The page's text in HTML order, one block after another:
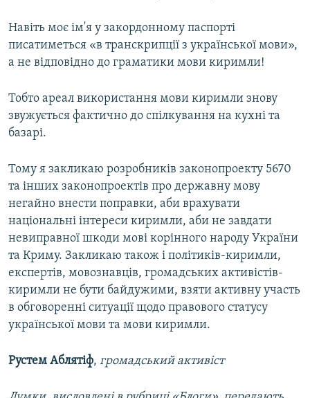
Навіть моє ім'я у закордонному паспорті
писатиметься «в транскрипції з української мови»,
а не відповідно до граматики мови киримли!
Тобто ареал використання мови киримли знову
звужується фактично до спілкування на кухні та
базарі.
Тому я закликаю розробників законопроекту 5670
та інших законопроектів про державну мову
негайно внести поправки, аби врахувати
національні інтереси киримли, аби не завдати
невиправної шкоди мові корінного народу України
та Криму. Закликаю також і політиків-киримли,
експертів, мовознавців, громадських активістів-
киримли не бути байдужими, взяти активну участь
в обговоренні ситуації щодо правового статусу
української мови та мови киримли.
Рустем Аблятіф, громадський активіст